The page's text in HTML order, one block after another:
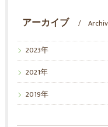
アーカイブ
2023年
2021年
2019年